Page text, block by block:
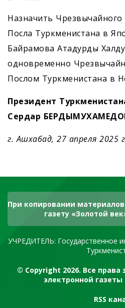
Назначить
Посла Туркменистана в
Байрамова Атадурды
одновременно
Послом Туркменистана в
Президент
Сердар
г. Ашхабад, 27 апреля 2025
При копировании
газету «Золотой
УЧРЕДИТЕЛЬ: Государственное
© Copyright 2026. Все
электронной
RSS